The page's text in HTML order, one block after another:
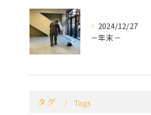
2024/12/27
－年末－
タグ Tags